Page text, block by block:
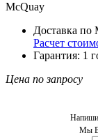
McQuay
Доставка по
Расчет
Гарантия: 1
Цена по запросу
Мы